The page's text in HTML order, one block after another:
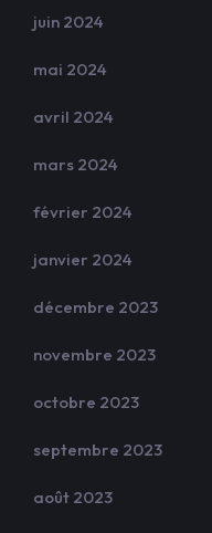
juin 2024
mai 2024
avril 2024
mars 2024
février 2024
janvier 2024
décembre 2023
novembre 2023
octobre 2023
septembre 2023
août 2023